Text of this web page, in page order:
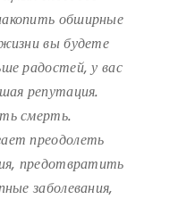
обширные
вы будете
радостей, у вас
репутация.
смерть.
преодолеть
предотвратить
заболевания,